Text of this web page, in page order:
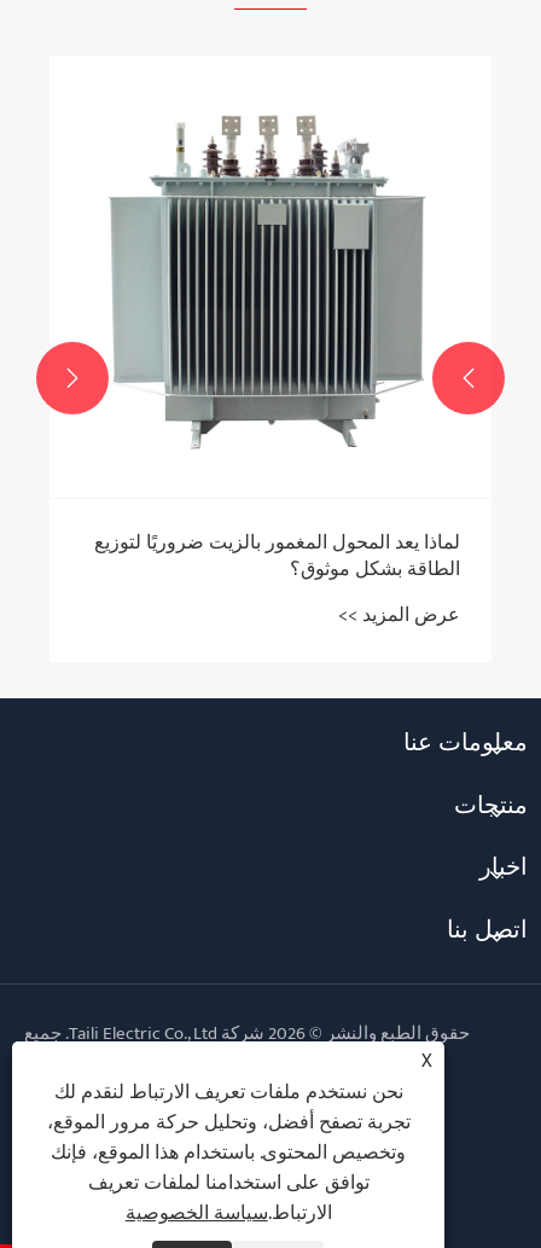
لماذا يعد المحول المغمور بالزيت ضروريًا لتوزيع
الطاقة بشكل موثوق؟
عرض المزيد >>


معلومات عنا
منتجات
أخبار
اتصل بنا
حقوق الطبع والنشر © 2026 شركة Taili Electric Co., Ltd. جميع
Follow Us
RSS
XML سياسة الخصوصية
X
نحن نستخدم ملفات تعريف الارتباط لنقدم لك
تجربة تصفح أفضل، وتحليل حركة مرور الموقع،
وتخصيص المحتوى. باستخدام هذا الموقع، فإنك
توافق على استخدامنا لملفات تعريف
الارتباط.سياسة الخصوصية